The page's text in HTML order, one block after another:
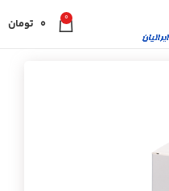
0
0 تومان